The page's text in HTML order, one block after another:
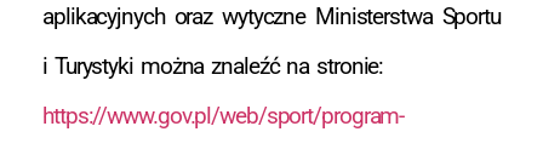
aplikacyjnych oraz wytyczne Ministerstwa Sportu
i Turystyki można znaleźć na stronie:
https://www.gov.pl/web/sport/program-